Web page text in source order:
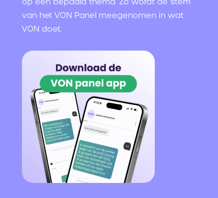
van het VON Panel meegenomen in wat
VON doet.